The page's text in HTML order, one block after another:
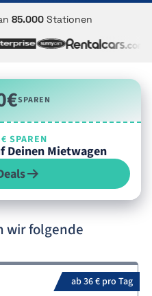
85.000 Stationen
SPAREN
SPAREN
Deinen Mietwagen
wir folgende
ab 36 € pro Tag